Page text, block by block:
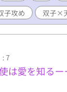
子攻め 双子×
: 7
は愛を知るー